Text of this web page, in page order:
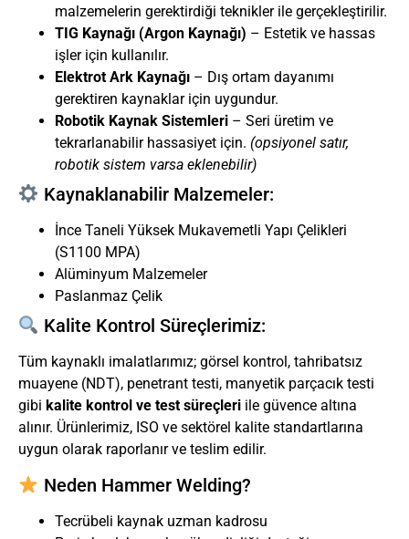
malzemelerin gerektirdiği teknikler ile gerçekleştirilir.
TIG Kaynağı (Argon Kaynağı) – Estetik ve hassas
işler için kullanılır.
Elektrot Ark Kaynağı – Dış ortam dayanımı
gerektiren kaynaklar için uygundur.
Robotik Kaynak Sistemleri – Seri üretim ve
tekrarlanabilir hassasiyet için. (opsiyonel satır,
robotik sistem varsa eklenebilir)
Kaynaklanabilir Malzemeler:
İnce Taneli Yüksek Mukavemetli Yapı Çelikleri
(S1100 MPA)
Alüminyum Malzemeler
Paslanmaz Çelik
Kalite Kontrol Süreçlerimiz:
Tüm kaynaklı imalatlarımız; görsel kontrol, tahribatsız
muayene (NDT), penetrant testi, manyetik parçacık testi
gibi kalite kontrol ve test süreçleri ile güvence altına
alınır. Ürünlerimiz, ISO ve sektörel kalite standartlarına
uygun olarak raporlanır ve teslim edilir.
Neden Hammer Welding?
Tecrübeli kaynak uzman kadrosu